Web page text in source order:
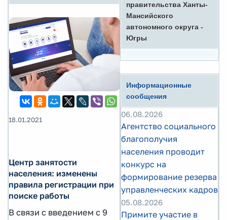
18.01.2021
Центр занятости
населения: изменены
правила регистрации при
поиске работы
В связи с введением с 9
правительства Ханты-
Мансийского
автономного округа -
Югры
Информационные
сообщения
06.08.2026
Агентство социального
благополучия
населения проводит
конкурс на
формирование резерва
управленческих кадров
05.08.2026
Примите участие в